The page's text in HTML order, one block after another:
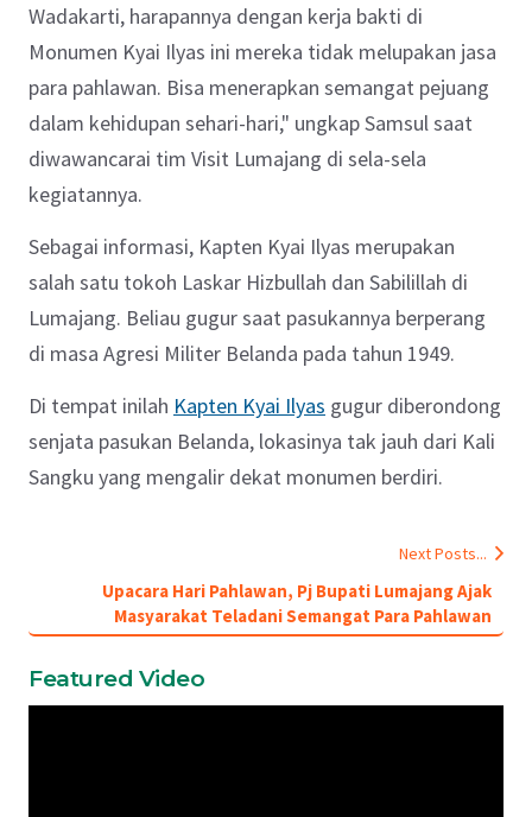
Wadakarti, harapannya dengan kerja bakti di
Monumen Kyai Ilyas ini mereka tidak melupakan jasa
para pahlawan. Bisa menerapkan semangat pejuang
dalam kehidupan sehari-hari," ungkap Samsul saat
diwawancarai tim Visit Lumajang di sela-sela
kegiatannya.
Sebagai informasi, Kapten Kyai Ilyas merupakan
salah satu tokoh Laskar Hizbullah dan Sabilillah di
Lumajang. Beliau gugur saat pasukannya berperang
di masa Agresi Militer Belanda pada tahun 1949.
Di tempat inilah Kapten Kyai Ilyas gugur diberondong
senjata pasukan Belanda, lokasinya tak jauh dari Kali
Sangku yang mengalir dekat monumen berdiri.
Next Posts...
Upacara Hari Pahlawan, Pj Bupati Lumajang Ajak
Masyarakat Teladani Semangat Para Pahlawan
Featured Video